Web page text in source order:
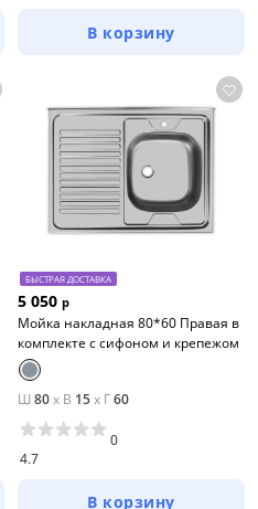
В корзину
БЫСТРАЯ ДОСТАВКА
5 050 р
Мойка накладная 80*60 Правая в
комплекте с сифоном и крепежом
Ш 80x В 15x Г60
4.7
0
В корзину